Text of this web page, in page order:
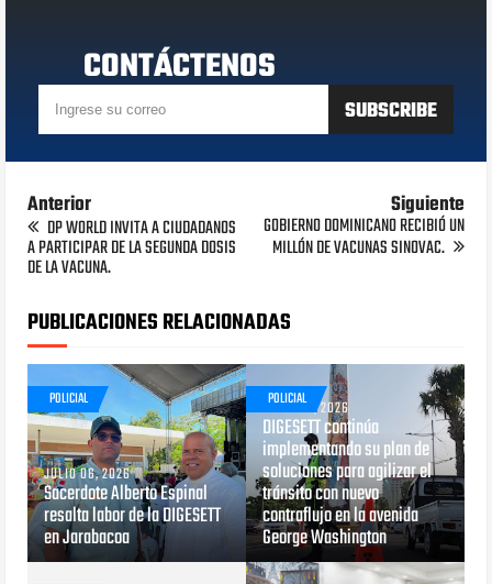
CONTÁCTENOS
Anterior
DP WORLD INVITA A CIUDADANOS
A PARTICIPAR DE LA SEGUNDA DOSIS
DE LA VACUNA.
Siguiente
GOBIERNO DOMINICANO RECIBIÓ UN
MILLÓN DE VACUNAS SINOVAC.
PUBLICACIONES RELACIONADAS
POLICIAL
JULIO 06, 2026
Sacerdote Alberto Espinal
resalta labor de la DIGESETT
en Jarabacoa
POLICIAL
JUNIO 29, 2026
DIGESETT continúa
implementando su plan de
soluciones para agilizar el
tránsito con nuevo
contraflujo en la avenida
George Washington